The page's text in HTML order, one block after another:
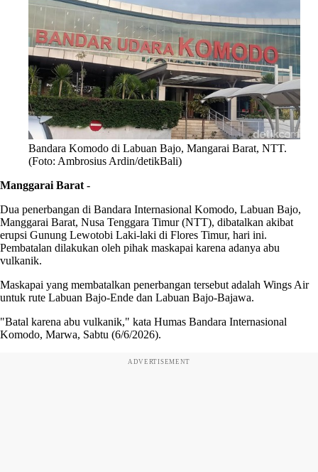
Bandara Komodo di Labuan Bajo, Mangarai Barat, NTT.
(Foto: Ambrosius Ardin/detikBali)
Manggarai Barat -
Dua penerbangan di Bandara Internasional Komodo, Labuan Bajo,
Manggarai Barat, Nusa Tenggara Timur (NTT), dibatalkan akibat
erupsi Gunung Lewotobi Laki-laki di Flores Timur, hari ini.
Pembatalan dilakukan oleh pihak maskapai karena adanya abu
vulkanik.
Maskapai yang membatalkan penerbangan tersebut adalah Wings Air
untuk rute Labuan Bajo-Ende dan Labuan Bajo-Bajawa.
"Batal karena abu vulkanik," kata Humas Bandara Internasional
Komodo, Marwa, Sabtu (6/6/2026).
ADVERTISEMENT